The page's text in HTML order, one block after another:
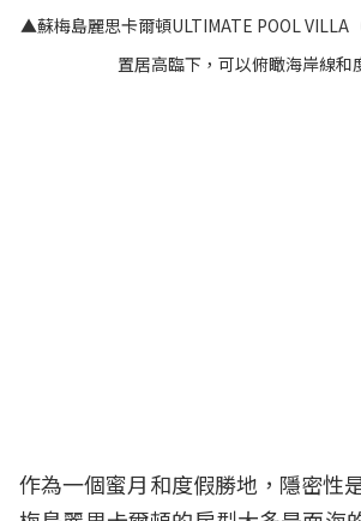
▲蘇梅島麗思卡爾頓ULTIMATE POOL VILLA
置居高臨下，可以俯瞰海岸線和
作為一個蜜月和度假勝地，隱密性